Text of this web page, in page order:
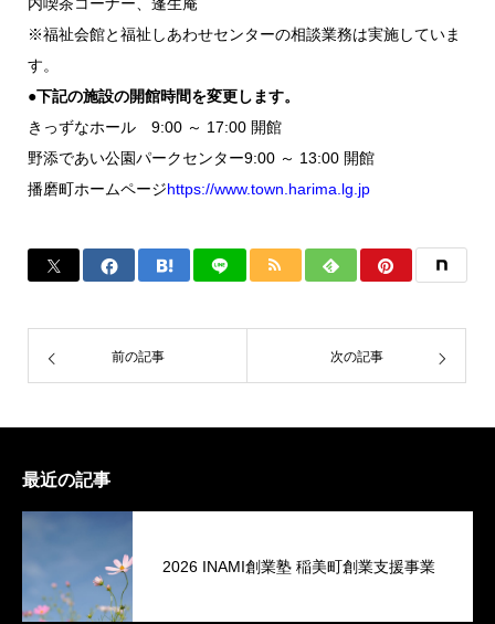
※福祉会館と福祉しあわせセンターの相談業務は実施していま
す。
●下記の施設の開館時間を変更します。
きっずなホール 9:00 ～ 17:00 開館
野添であい公園パークセンター9:00 ～ 13:00 開館
播磨町ホームページhttps://www.town.harima.lg.jp
前の記事 次の記事
最近の記事
2026 INAMI創業塾 稲美町創業支援事業